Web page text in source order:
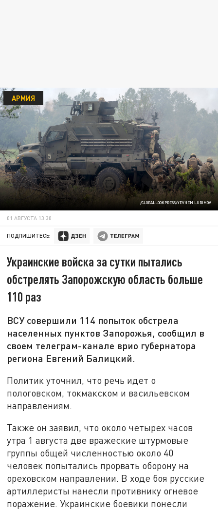
/GLOBALLOOKPRESS/YEVHEN LUBIMOV
АРМИЯ
01 АВГУСТА 13:30
ПОДПИШИТЕСЬ:
Украинские войска за сутки пытались
обстрелять Запорожскую область больше
110 раз
ВСУ совершили 114 попыток обстрела
населенных пунктов Запорожья, сообщил в
своем телеграм-канале врио губернатора
региона Евгений Балицкий.
Политик уточнил, что речь идет о
пологовском, токмакском и васильевском
направлениям.
Также он заявил, что около четырех часов
утра 1 августа две вражеские штурмовые
группы общей численностью около 40
человек попытались прорвать оборону на
ореховском направлении. В ходе боя русские
артиллеристы нанесли противнику огневое
поражение. Украинские боевики понесли